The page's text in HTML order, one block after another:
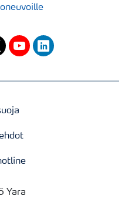
youtubelinkedin
Yara